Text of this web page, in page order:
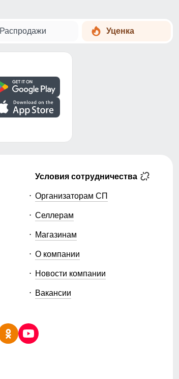
Распродажи Уценка
Условия сотрудничества
Организаторам СП
Селлерам
Магазинам
О компании
Новости компании
Вакансии